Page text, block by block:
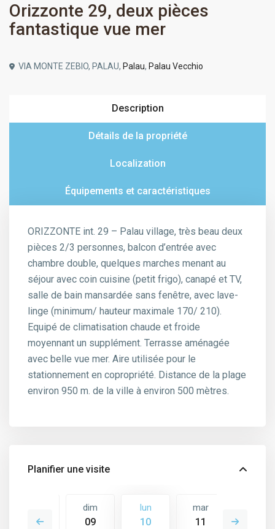
Orizzonte 29, deux pièces
fantastique vue mer
VIA MONTE ZEBIO, PALAU, Palau, Palau Vecchio
Description
Détails de la propriété
Localization
Équipements et caractéristiques
ORIZZONTE int. 29 – Palau village, très beau deux
pièces 2/3 personnes, balcon d’entrée avec
chambre double, quelques marches menant au
séjour avec coin cuisine (petit frigo), canapé et TV,
salle de bain mansardée sans fenêtre, avec lave-
linge (minimum/ hauteur maximale 170/ 210).
Equipé de climatisation chaude et froide
moyennant un supplément. Terrasse aménagée
avec belle vue mer. Aire utilisée pour le
stationnement en copropriété. Distance de la plage
environ 950 m. de la ville à environ 500 mètres.
Planifier une visite
18
dim
09
lun
10
mar
11